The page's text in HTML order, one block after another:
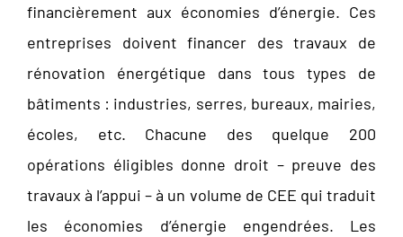
financièrement aux économies d’énergie. Ces
entreprises doivent financer des travaux de
rénovation énergétique dans tous types de
bâtiments : industries, serres, bureaux, mairies,
écoles, etc. Chacune des quelque 200
opérations éligibles donne droit – preuve des
travaux à l’appui – à un volume de CEE qui traduit
les économies d’énergie engendrées. Les